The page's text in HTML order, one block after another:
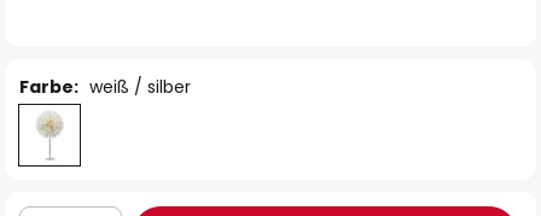
Farbe: weiß / silber